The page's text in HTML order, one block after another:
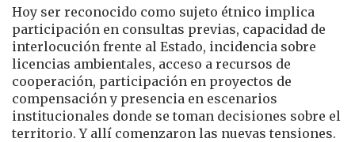
Hoy ser reconocido como sujeto étnico implica
participación en consultas previas, capacidad de
interlocución frente al Estado, incidencia sobre
licencias ambientales, acceso a recursos de
cooperación, participación en proyectos de
compensación y presencia en escenarios
institucionales donde se toman decisiones sobre el
territorio. Y allí comenzaron las nuevas tensiones.